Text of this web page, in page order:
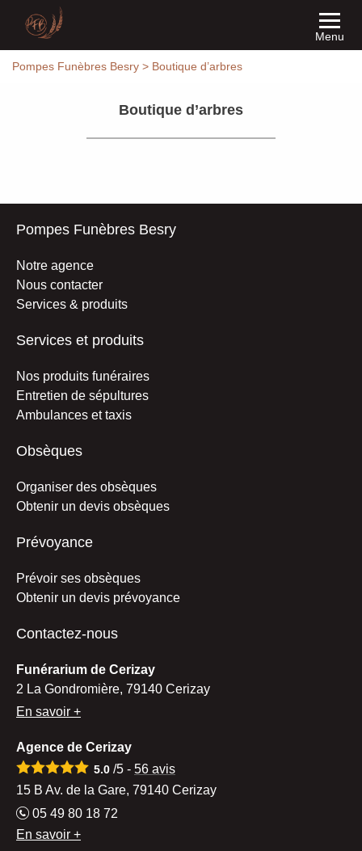
Menu
Pompes Funèbres Besry > Boutique d’arbres
Boutique d’arbres
Pompes Funèbres Besry
Notre agence
Nous contacter
Services & produits
Services et produits
Nos produits funéraires
Entretien de sépultures
Ambulances et taxis
Obsèques
Organiser des obsèques
Obtenir un devis obsèques
Prévoyance
Prévoir ses obsèques
Obtenir un devis prévoyance
Contactez-nous
Funérarium de Cerizay
2 La Gondromière, 79140 Cerizay
En savoir +
Agence de Cerizay
5.0 /5 - 56 avis
15 B Av. de la Gare, 79140 Cerizay
05 49 80 18 72
En savoir +